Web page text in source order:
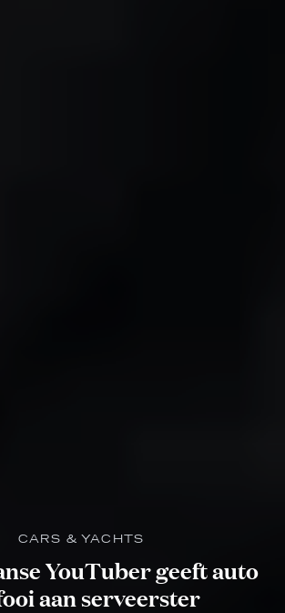
CARS & YACHTS
YouTuber geeft auto
aan serveerster